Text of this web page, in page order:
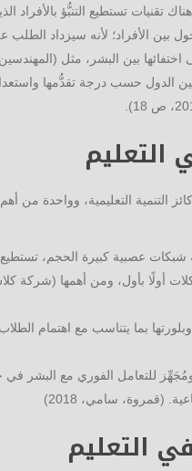
تستطيع التنبُّؤ بالأفراد
بين الأفراد؛ لأنه سيزداد الطلب
اختفائها بين البشر، مثل (المهندسين
بين الدول حسب درجة تقدُّمها
التعليم
التنمية التعليمية، وواحدة من
شبكات عصبية كبيرة الحجم،
أولًا بأول، ومن أهمها (شركة
بما يتناسب مع اهتمام
للتعامل الفوري مع البشر في
(قمروة، سامي، 2018)
التعليم